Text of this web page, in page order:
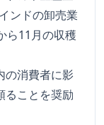
ンドの卸売業
ら11月の収穫
の消費者に影
ることを奨励